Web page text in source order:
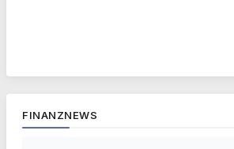
FINANZNEWS